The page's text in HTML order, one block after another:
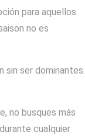
para aquellos
no es
sin ser dominantes.
no busques más
cualquier